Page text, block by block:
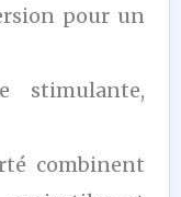
pour un
stimulante,
combinent